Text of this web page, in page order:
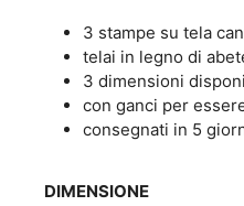
€70,00
3 stampe su tela
telai in legno di
3 dimensioni
con ganci per
consegnati in 5
DIMENSIONE